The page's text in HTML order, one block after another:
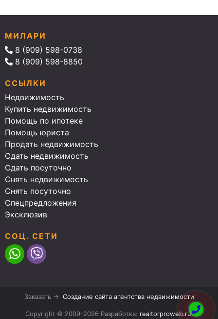
МИЛАРИ
8 (909) 598-0738
8 (909) 598-8850
ССЫЛКИ
Недвижимость
Купить недвижимость
Помощь по ипотеке
Помощь юриста
Продать недвижимость
Сдать недвижимость
Сдать посуточно
Снять недвижимость
Снять посуточно
Спецпредложения
Эксклюзив
СОЦ. СЕТИ
Заказать → Создание сайта агентства недвижимости
Copyright © 2009-2026 Разработка: realtorproweb.ru.